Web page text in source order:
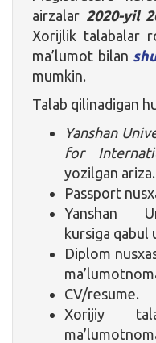
airzalar 2020-yil
Xorijlik talabalar
ma’lumot bilan
mumkin.
Talab qilinadigan
Yanshan
for
yozilgan ariza.
Passport
Yanshan
kursiga qabul
Diplom
CV/resume.
Xorijiy